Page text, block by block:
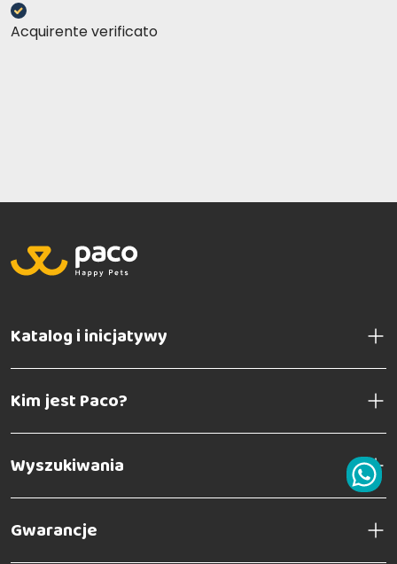
Acquirente verificato
Katalog i inicjatywy
Kim jest Paco?
Wyszukiwania
Gwarancje